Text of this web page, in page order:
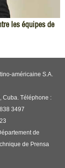
les équipes de
américaine S.A.
Cuba. Téléphone :
3497
de
de Prensa